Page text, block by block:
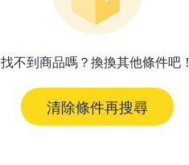
找不到商品嗎？換換其他條件吧！
清除條件再搜尋